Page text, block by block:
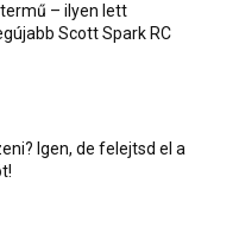
– ilyen lett
Scott Spark RC
Igen, de felejtsd el a